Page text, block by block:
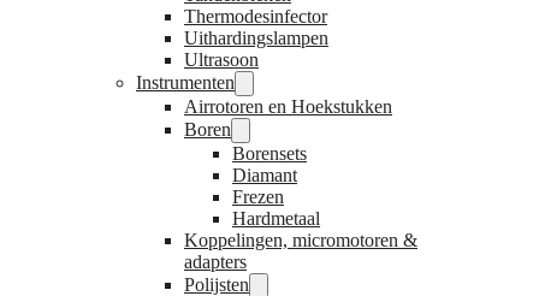
Thermodesinfector
Uithardingslampen
Ultrasoon
Instrumenten
Airrotoren en Hoekstukken
Boren
Borensets
Diamant
Frezen
Hardmetaal
Koppelingen, micromotoren &
adapters
Polijsten